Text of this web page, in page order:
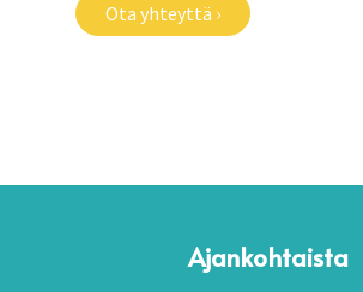
Ota yhteyttä ›
Ajankohtaista